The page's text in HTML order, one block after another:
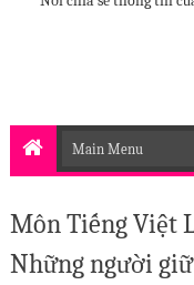
Môn Tiếng Việt
Những người